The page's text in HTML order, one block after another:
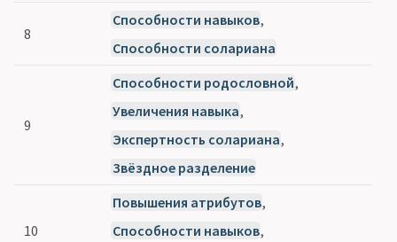
8
Способности навыков,
Способности солариана
9
Способности родословной,
Увеличения навыка,
Экспертность солариана,
Звёздное разделение
10
Повышения атрибутов,
Способности навыков,